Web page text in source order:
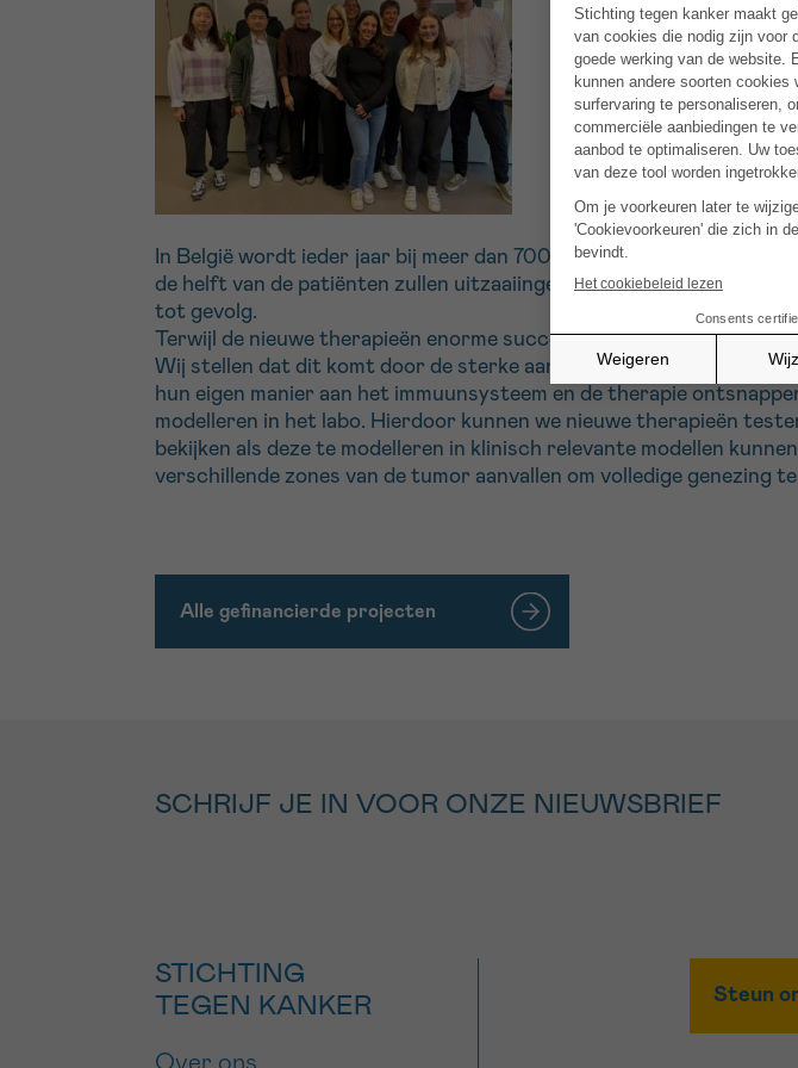
In België wordt ieder jaar bij meer dan 7000 personen darmkanker
de helft van de patiënten zullen uitzaaiingen gevonden worden.
tot gevolg.
Terwijl de nieuwe therapieën enorme successen bieden bij
Wij stellen dat dit komt door de sterke aanpassingscapaciteit van
hun eigen manier aan het immuunsysteem en de therapie
modelleren in het labo. Hierdoor kunnen we nieuwe therapieën
bekijken als deze te modelleren in klinisch relevante modellen
verschillende zones van de tumor aanvallen om volledige genezing
Alle gefinancierde projecten
SCHRIJF JE IN VOOR ONZE NIEUWSBRIEF
STICHTING
TEGEN KANKER
Over ons
Steun